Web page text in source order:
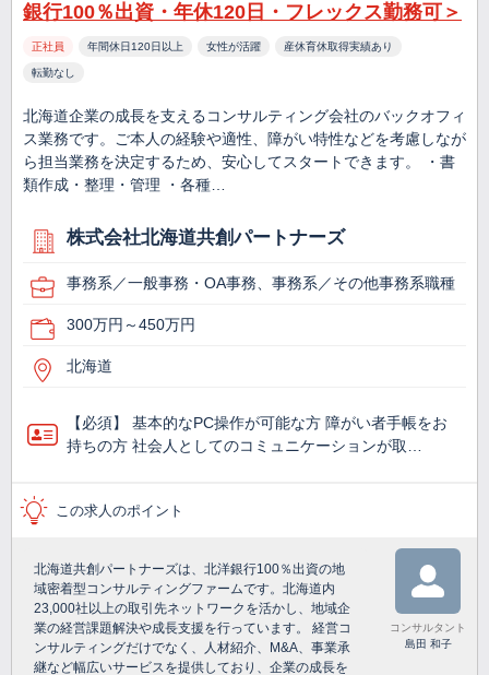
銀行100％出資・年休120日・フレックス勤務可＞
正社員 年間休日120日以上 女性が活躍 産休育休取得実績あり
転勤なし
北海道企業の成長を支えるコンサルティング会社のバックオフィ
ス業務です。ご本人の経験や適性、障がい特性などを考慮しなが
ら担当業務を決定するため、安心してスタートできます。 ・書
類作成・整理・管理 ・各種…
株式会社北海道共創パートナーズ
事務系／一般事務・OA事務、事務系／その他事務系職種
300万円～450万円
北海道
【必須】 基本的なPC操作が可能な方 障がい者手帳をお
持ちの方 社会人としてのコミュニケーションが取…
この求人のポイント
北海道共創パートナーズは、北洋銀行100％出資の地
域密着型コンサルティングファームです。北海道内
23,000社以上の取引先ネットワークを活かし、地域企
業の経営課題解決や成長支援を行っています。 経営コ
ンサルティングだけでなく、人材紹介、M&A、事業承
継など幅広いサービスを提供しており、企業の成長を
コンサルタント
島田 和子